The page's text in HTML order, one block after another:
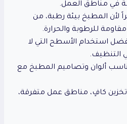
في مناطق العمل.
لأن المطبخ بيئة رطبة، من
للرطوبة والحرارة.
استخدام الأسطح التي لا
التنظيف.
ألوان وتصاميم المطبخ مع
كافٍ، مناطق عمل متفرقة،